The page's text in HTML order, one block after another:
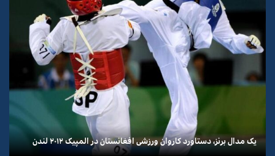
یک مدال برنز، دستاورد کاروان ورزشی افغانستان در المپیک ۲۰۱۲ لندن